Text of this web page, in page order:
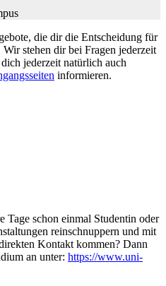
die dir die Entscheidung für
stehen dir bei Fragen jederzeit
jederzeit natürlich auch
informieren.
Tage schon einmal Studentin oder
reinschnuppern und mit
Kontakt kommen? Dann
an unter: https://www.uni-